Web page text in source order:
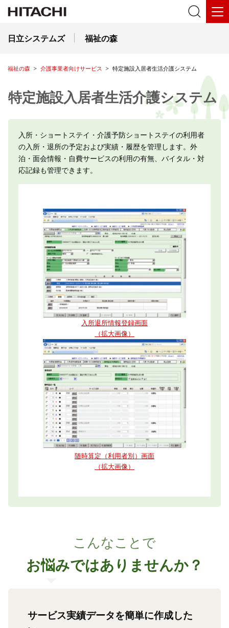
日立システムズ 福祉の森
福祉の森 介護事業者向けサービス 特定施設入居者生活介護システム
特定施設入居者生活介護システム
入所・ショートステイ・介護予防ショートステイの利用者
の入所・退所の予定および実績・履歴を管理します。外
泊・面会情報・自費サービスの利用の有無、バイタル・対
応記録も管理できます。
入所退所情報登録画面
（拡大画像）
随時算定（利用者別）画面
（拡大画像）
こんなことで
お悩みではありませんか？
サービス実績データを簡単に作成した